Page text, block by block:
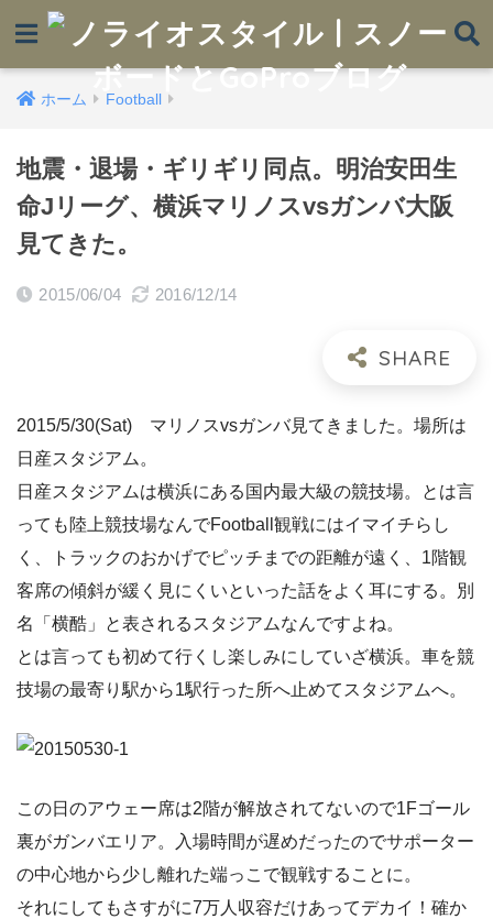
ホーム Football
地震・退場・ギリギリ同点。明治安田生
命Jリーグ、横浜マリノスvsガンバ大阪
見てきた。
2015/06/04 2016/12/14
2015/5/30(Sat) マリノスvsガンバ見てきました。場所は
日産スタジアム。
日産スタジアムは横浜にある国内最大級の競技場。とは言
っても陸上競技場なんでFootball観戦にはイマイチらし
く、トラックのおかげでピッチまでの距離が遠く、1階観
客席の傾斜が緩く見にくいといった話をよく耳にする。別
名「横酷」と表されるスタジアムなんですよね。
とは言っても初めて行くし楽しみにしていざ横浜。車を競
技場の最寄り駅から1駅行った所へ止めてスタジアムへ。
この日のアウェー席は2階が解放されてないので1Fゴール
裏がガンバエリア。入場時間が遅めだったのでサポーター
の中心地から少し離れた端っこで観戦することに。
それにしてもさすがに7万人収容だけあってデカイ！確か